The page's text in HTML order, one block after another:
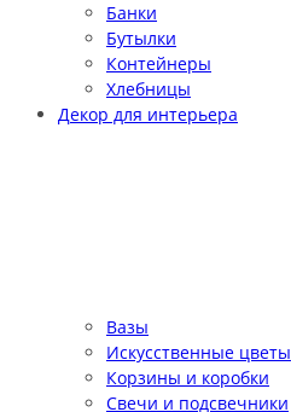
Банки
Бутылки
Контейнеры
Хлебницы
Декор для интерьера
Вазы
Искусственные цветы
Корзины и коробки
Свечи и подсвечники